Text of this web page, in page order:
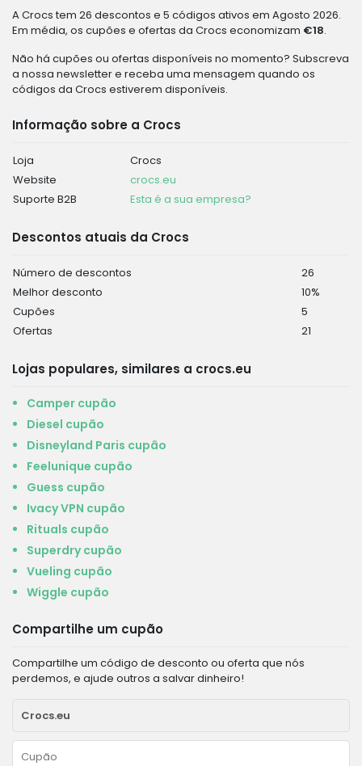
A Crocs tem 26 descontos e 5 códigos ativos em Agosto 2026.
Em média, os cupões e ofertas da Crocs economizam €18.
Não há cupões ou ofertas disponíveis no momento? Subscreva
a nossa newsletter e receba uma mensagem quando os
códigos da Crocs estiverem disponíveis.
Informação sobre a Crocs
Loja
Crocs
Website
crocs.eu
Suporte B2B
Esta é a sua empresa?
Descontos atuais da Crocs
Número de descontos
26
Melhor desconto
10%
Cupões
5
Ofertas
21
Lojas populares, similares a crocs.eu
Camper cupão
Diesel cupão
Disneyland Paris cupão
Feelunique cupão
Guess cupão
Ivacy VPN cupão
Rituals cupão
Superdry cupão
Vueling cupão
Wiggle cupão
Compartilhe um cupão
Compartilhe um código de desconto ou oferta que nós
perdemos, e ajude outros a salvar dinheiro!